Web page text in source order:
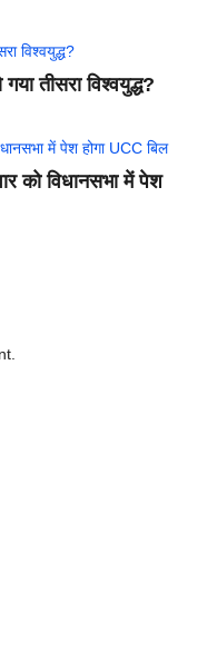
तीसरा विश्वयुद्ध?
को विधानसभा में पेश